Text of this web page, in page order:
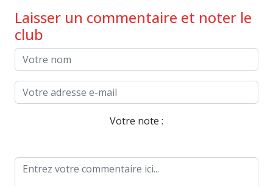
Laisser un commentaire et noter le
club
Votre note :